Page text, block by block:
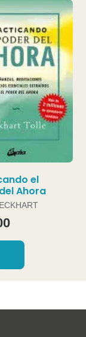
el
Ahora